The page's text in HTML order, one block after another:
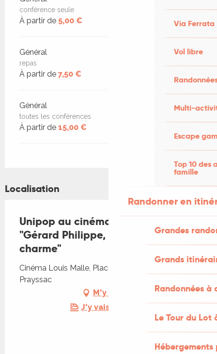
Via Ferrata
Vol libre
Multi-
Escape
Top 10 des
famille
Randonner en
Grandes
Grands
Randonnées
Le Tour du Lot
conférence seule
À partir de 5,00 €
Général
repas
À partir de 7,50 €
Général
toutes les conférences
À partir de 15,00 €
Localisation
Unipop au cinéma Louis Malle:
"Gérard Philippe, le sens du
charme"
Cinéma Louis Malle, Place Dutours, 46220
Prayssac
M'y rendre
J'y vais en train !